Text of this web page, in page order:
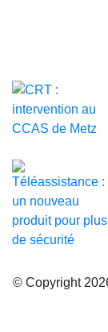
© Copyright